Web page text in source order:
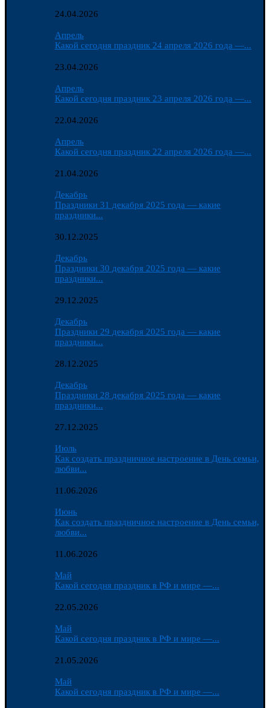
24.04.2026
Апрель
Какой сегодня праздник 24 апреля 2026 года —...
23.04.2026
Апрель
Какой сегодня праздник 23 апреля 2026 года —...
22.04.2026
Апрель
Какой сегодня праздник 22 апреля 2026 года —...
21.04.2026
Декабрь
Праздники 31 декабря 2025 года — какие
праздники...
30.12.2025
Декабрь
Праздники 30 декабря 2025 года — какие
праздники...
29.12.2025
Декабрь
Праздники 29 декабря 2025 года — какие
праздники...
28.12.2025
Декабрь
Праздники 28 декабря 2025 года — какие
праздники...
27.12.2025
Июль
Как создать праздничное настроение в День семьи,
любви...
11.06.2026
Июнь
Как создать праздничное настроение в День семьи,
любви...
11.06.2026
Май
Какой сегодня праздник в РФ и мире —...
22.05.2026
Май
Какой сегодня праздник в РФ и мире —...
21.05.2026
Май
Какой сегодня праздник в РФ и мире —...